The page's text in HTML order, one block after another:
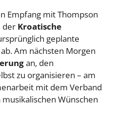
Empfang mit Thompson
der Kroatische
geplante
Am nächsten Morgen
an, den
zu organisieren – am
mit dem Verband
Wünschen